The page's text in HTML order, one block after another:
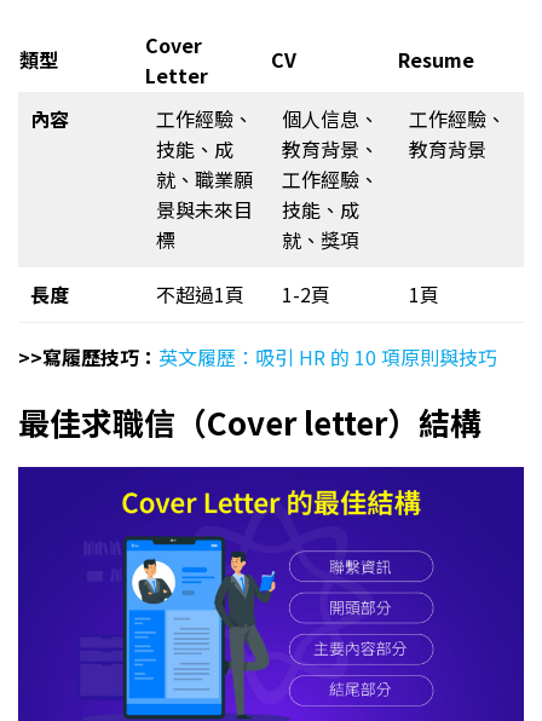
類型
Cover
Letter
CV Resume
內容
工作經驗、
技能、成
就、職業願
景與未來目
標
個人信息、
教育背景、
工作經驗、
技能、成
就、獎項
工作經驗、
教育背景
長度 不超過1頁 1-2頁 1頁
>>寫履歷技巧： 英文履歷：吸引 HR 的 10 項原則與技巧
最佳求職信（Cover letter）結構